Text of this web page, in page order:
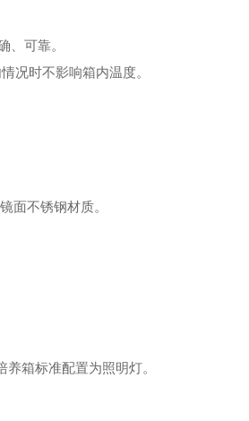
、可靠。
况时不影响箱内温度。
面不锈钢材质。
箱标准配置为照明灯。